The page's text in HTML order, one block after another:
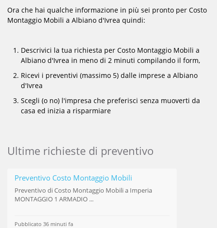
Ora che hai qualche informazione in più sei pronto per Costo
Montaggio Mobili a Albiano d'Ivrea quindi:
Descrivici la tua richiesta per Costo Montaggio Mobili a
Albiano d'Ivrea in meno di 2 minuti compilando il form,
Ricevi i preventivi (massimo 5) dalle imprese a Albiano
d'Ivrea
Scegli (o no) l'impresa che preferisci senza muoverti da
casa ed inizia a risparmiare
Ultime richieste di preventivo
Preventivo Costo Montaggio Mobili
Preventivo diCosto Montaggio Mobilia Imperia
MONTAGGIO 1 ARMADIO ...
Pubblicato 36 minuti fa